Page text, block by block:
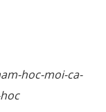
hoc-moi-ca-